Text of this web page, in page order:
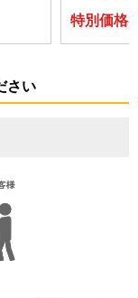
特別価
さい